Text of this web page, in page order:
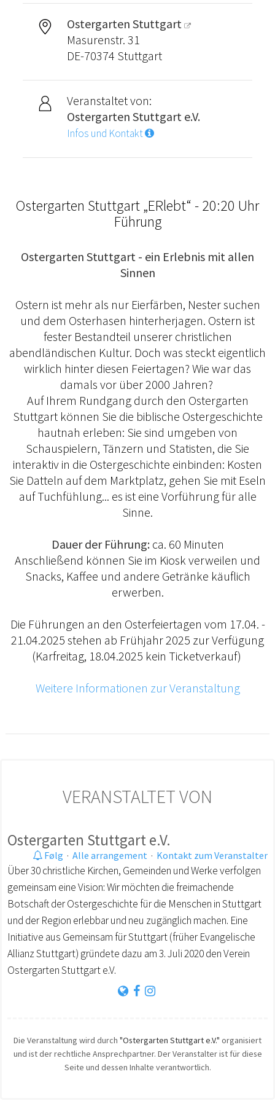
Ostergarten Stuttgart
Masurenstr. 31
DE-70374 Stuttgart
Veranstaltet von:
Ostergarten Stuttgart e.V.
Infos und Kontakt
Ostergarten Stuttgart „ERlebt“ - 20:20 Uhr
Führung
Ostergarten Stuttgart - ein Erlebnis mit allen
Sinnen
Ostern ist mehr als nur Eierfärben, Nester suchen
und dem Osterhasen hinterherjagen. Ostern ist
fester Bestandteil unserer christlichen
abendländischen Kultur. Doch was steckt eigentlich
wirklich hinter diesen Feiertagen? Wie war das
damals vor über 2000 Jahren?
Auf Ihrem Rundgang durch den Ostergarten
Stuttgart können Sie die biblische Ostergeschichte
hautnah erleben: Sie sind umgeben von
Schauspielern, Tänzern und Statisten, die Sie
interaktiv in die Ostergeschichte einbinden: Kosten
Sie Datteln auf dem Marktplatz, gehen Sie mit Eseln
auf Tuchfühlung... es ist eine Vorführung für alle
Sinne.
Dauer der Führung:ca. 60 Minuten
Anschließend können Sie im Kiosk verweilen und
Snacks, Kaffee und andere Getränke käuflich
erwerben.
Die Führungen an den Osterfeiertagen vom 17.04. -
21.04.2025 stehen ab Frühjahr 2025 zur Verfügung
(Karfreitag, 18.04.2025 kein Ticketverkauf)
Weitere Informationen zur Veranstaltung
VERANSTALTET VON
Ostergarten Stuttgart e.V.
Følg · Alle arrangement · Kontakt zum Veranstalter
Über 30 christliche Kirchen, Gemeinden und Werke verfolgen
gemeinsam eine Vision: Wir möchten die freimachende
Botschaft der Ostergeschichte für die Menschen in Stuttgart
und der Region erlebbar und neu zugänglich machen. Eine
Initiative aus Gemeinsam für Stuttgart (früher Evangelische
Allianz Stuttgart) gründete dazu am 3. Juli 2020 den Verein
Ostergarten Stuttgart e.V.
Die Veranstaltung wird durch "Ostergarten Stuttgart e.V." organisiert
und ist der rechtliche Ansprechpartner. Der Veranstalter ist für diese
Seite und dessen Inhalte verantwortlich.